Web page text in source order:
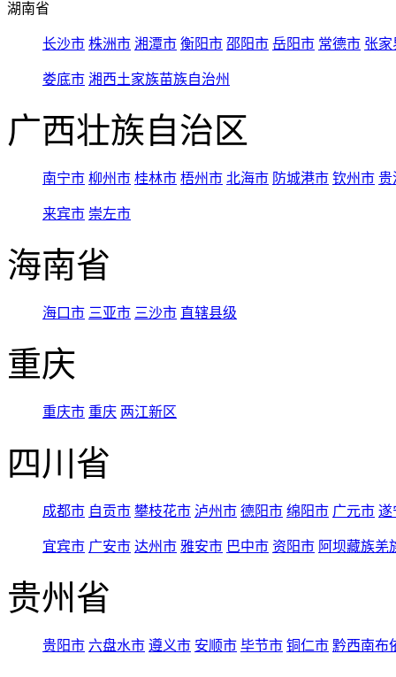
湖南省
长沙市 株洲市 湘潭市 衡阳市 邵阳市 岳阳市 常德市 张家
娄底市 湘西土家族苗族自治州
广西壮族自治区
南宁市 柳州市 桂林市 梧州市 北海市 防城港市 钦州市 贵
来宾市 崇左市
海南省
海口市 三亚市 三沙市 直辖县级
重庆
重庆市 重庆 两江新区
四川省
成都市 自贡市 攀枝花市 泸州市 德阳市 绵阳市 广元市 遂
宜宾市 广安市 达州市 雅安市 巴中市 资阳市 阿坝藏族羌
贵州省
贵阳市 六盘水市 遵义市 安顺市 毕节市 铜仁市 黔西南布